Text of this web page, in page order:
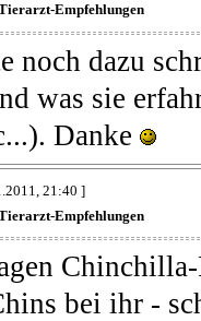
Empfehlungen
noch dazu
was sie
Danke
21:40 ]
Empfehlungen
bei ihr -